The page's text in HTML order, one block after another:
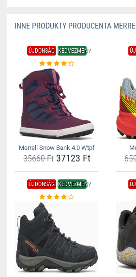
INNE PRODUKTY PRODUCENTA
ÚJDONSÁG KEDVEZMÉNY
Merrell Snow Bank 4.0 Wtpf
35660 Ft37123 Ft
ÚJDONSÁG KEDVEZMÉNY